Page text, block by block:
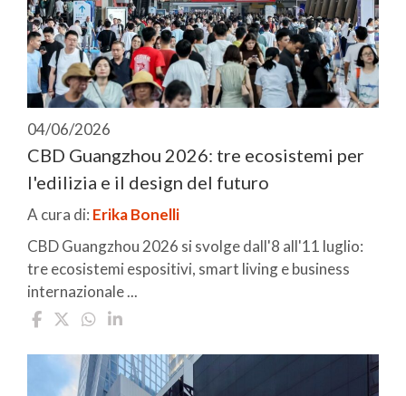
04/06/2026
CBD Guangzhou 2026: tre ecosistemi per
l'edilizia e il design del futuro
A cura di: Erika Bonelli
CBD Guangzhou 2026 si svolge dall'8 all'11 luglio:
tre ecosistemi espositivi, smart living e business
internazionale ...